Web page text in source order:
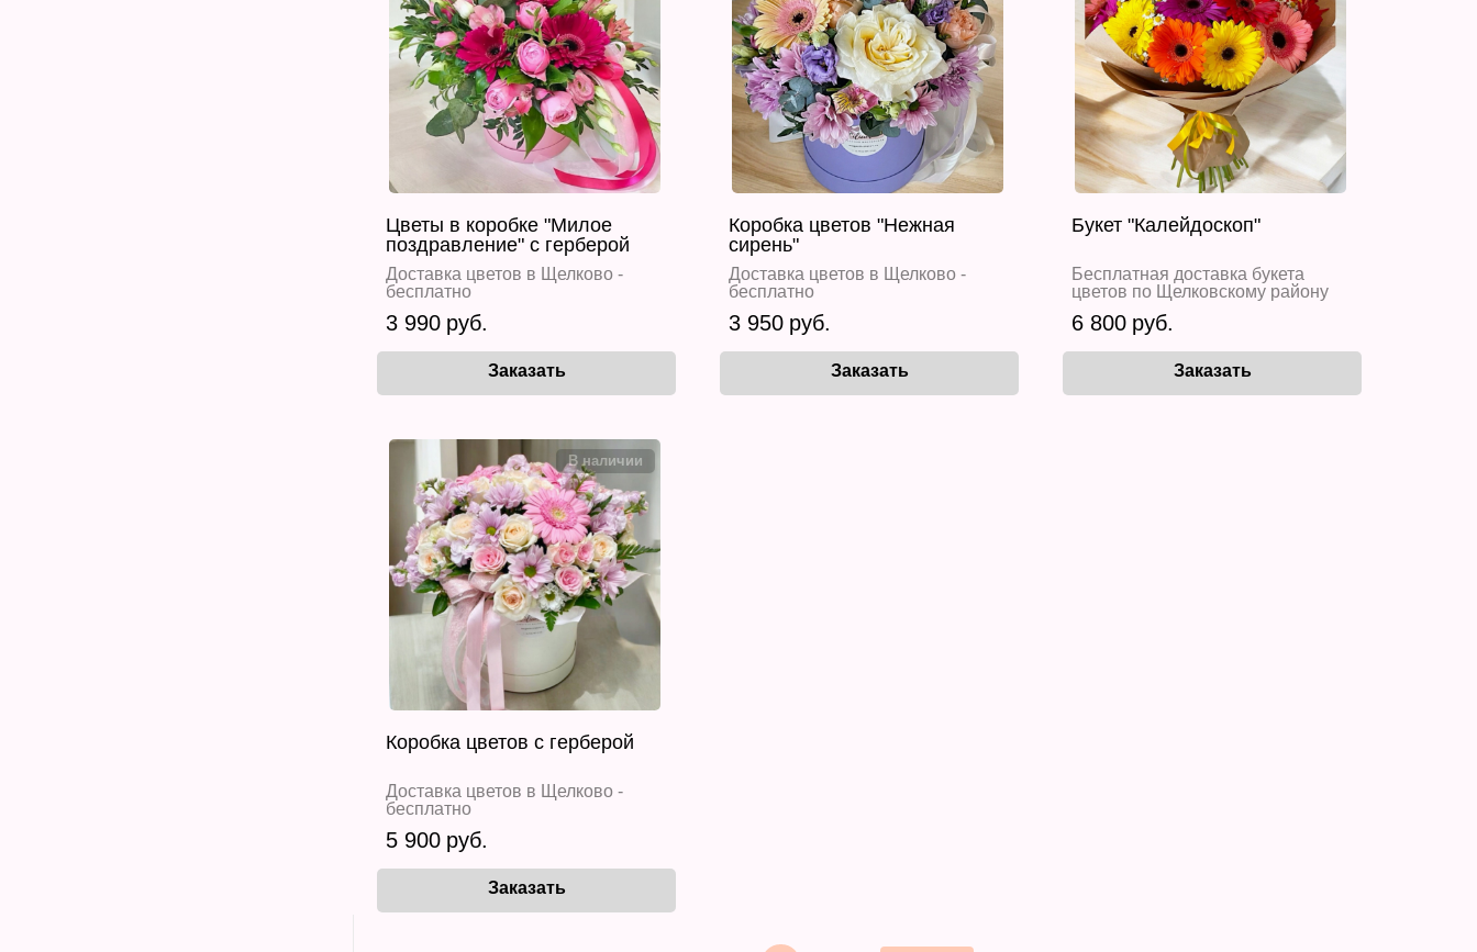
Цветы в коробке "Милое
поздравление" с герберой
Доставка цветов в Щелково -
бесплатно
3 990
Коробка цветов "Нежная
сирень"
Доставка цветов в Щелково -
бесплатно
3 950
Букет "Калейдоскоп"
Бесплатная доставка букета
цветов по Щелковскому району
6 800
Коробка цветов с герберой
Доставка цветов в Щелково -
бесплатно
5 900